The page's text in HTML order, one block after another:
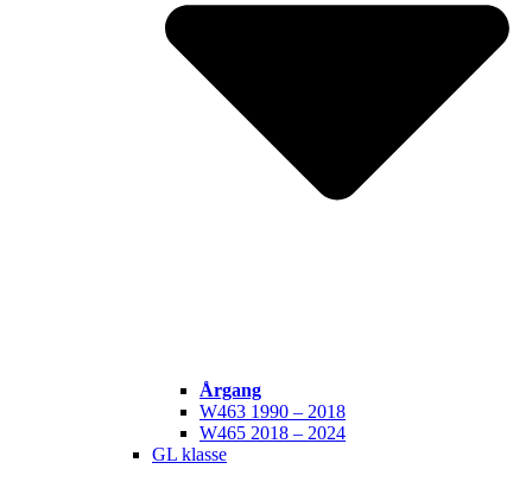
Årgang
W463 1990 – 2018
W465 2018 – 2024
GL klasse